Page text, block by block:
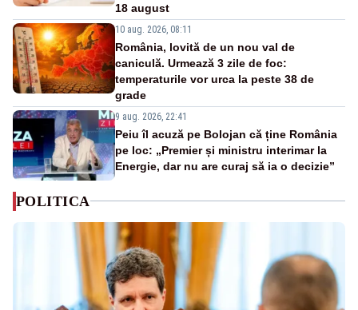
18 august
10 aug. 2026, 08:11
România, lovită de un nou val de
caniculă. Urmează 3 zile de foc:
temperaturile vor urca la peste 38 de
grade
9 aug. 2026, 22:41
Peiu îl acuză pe Bolojan că ține România
pe loc: „Premier și ministru interimar la
Energie, dar nu are curaj să ia o decizie”
POLITICA